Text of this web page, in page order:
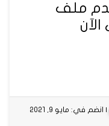
ملف
| انضم في: مايو 9, 2021